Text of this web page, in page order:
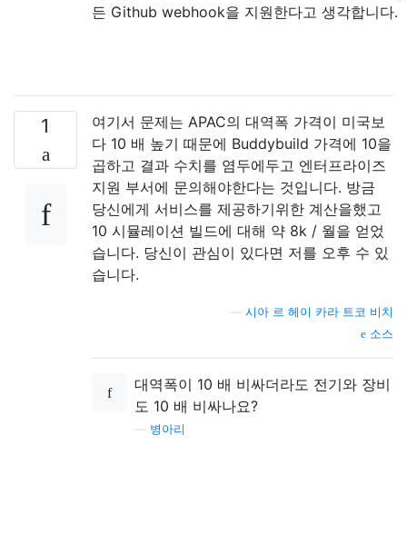
든 Github webhook을 지원한다고 생각합니다.
1
여기서 문제는 APAC의 대역폭 가격이 미국보
다 10 배 높기 때문에 Buddybuild 가격에 10을
곱하고 결과 수치를 염두에두고 엔터프라이즈
지원 부서에 문의해야한다는 것입니다. 방금
당신에게 서비스를 제공하기위한 계산을했고
10 시뮬레이션 빌드에 대해 약 8k / 월을 얻었
습니다. 당신이 관심이 있다면 저를 오후 수 있
습니다.
시아 르 헤이 카라 트코 비치
소스
대역폭이 10 배 비싸더라도 전기와 장비
도 10 배 비싸나요?
병아리